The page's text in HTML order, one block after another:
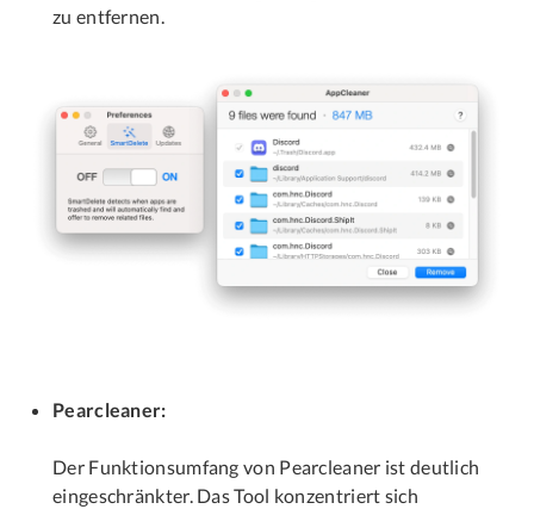
zu entfernen.
Pearcleaner:
Der Funktionsumfang von Pearcleaner ist deutlich
eingeschränkter. Das Tool konzentriert sich